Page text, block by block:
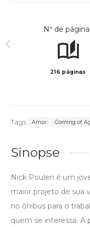
Nº de
216 páginas
Tags: Amor Coming of
Sinopse
Nick Poulen é um
maior projeto de sua
no ônibus para o
quem se interessa.